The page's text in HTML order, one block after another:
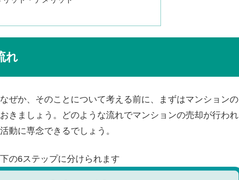
れ
ぜか、そのことについて考える前に、まずはマンションの
きましょう。どのような流れでマンションの売却が行われ
動に専念できるでしょう。
の6ステップに分けられます